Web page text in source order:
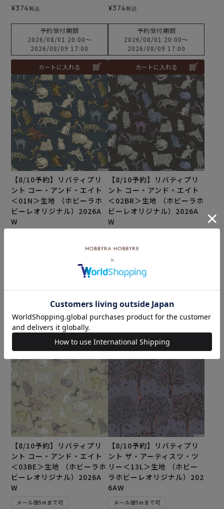
¥374税込
予約受付期間
2026/08/01 20:00〜
2026/08/09 17:00
カートに入れる
¥374税込
予約受付期間
2026/08/01 20:00〜
2026/08/09 17:00
カートに入れる
【8/10予約】リバティプリ
ント コー・アンド・エイト
＜01N＞生地 （ホビーラホ
ビーレオリジナル）2026A
W
2026/08/01 20:00〜
2026/08/09 17:00
カートに入れる
【8/10予約】リバティプリ
ント コー・アンド・エイト
＜02BR＞生地 （ホビーラホ
ビーレオリジナル）2026A
W
予約商品
こちらは予約商品です
¥374税込
2026/08/01 20:00
2026/08/09 17:00
カートに入れる
【8/10予約】リバティプリ
ント コー・アンド・エイト
＜03BE＞生地 （ホビーラホ
ビーレオリジナル）2026A
W
メール便5mまで可
【8/10予約】リバティプリ
ント ザ・アーティスツ・ツ
リー＜13L＞生地 （ホビー
ラホビーレオリジナル）202
6AW
メール便5mまで可